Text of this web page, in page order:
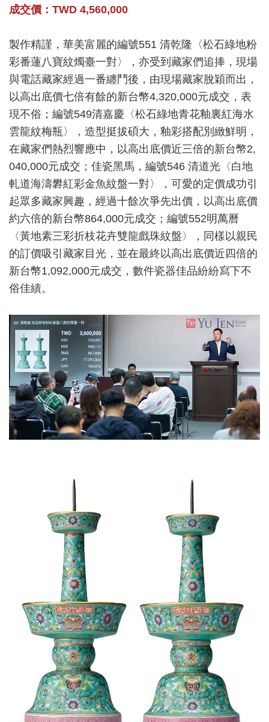
成交價：TWD 4,560,000
製作精謹，華美富麗的編號551 清乾隆〈松石綠地粉
彩番蓮八寶紋燭臺一對〉，亦受到藏家們追捧，現場
與電話藏家經過一番纏鬥後，由現場藏家脫穎而出，
以高出底價七倍有餘的新台幣4,320,000元成交，表
現不俗；編號549清嘉慶〈松石綠地青花釉裏紅海水
雲龍紋梅瓶〉，造型挺拔碩大，釉彩搭配別緻鮮明，
在藏家們熱烈響應中，以高出底價近三倍的新台幣2,
040,000元成交；佳瓷黑馬，編號546 清道光〈白地
軋道海濤礬紅彩金魚紋盤一對〉，可愛的定價成功引
起眾多藏家興趣，經過十餘次爭先出價，以高出底價
約六倍的新台幣864,000元成交；編號552明萬曆
〈黃地素三彩折枝花卉雙龍戲珠紋盤〉，同樣以親民
的訂價吸引藏家目光，並在最終以高出底價近四倍的
新台幣1,092,000元成交，數件瓷器佳品紛紛寫下不
俗佳績。